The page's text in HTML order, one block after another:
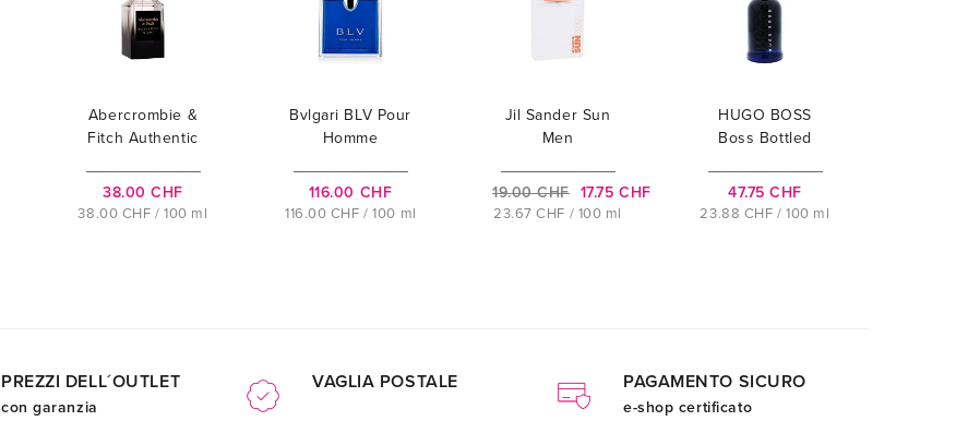
Abercrombie &
Fitch Authentic
38.00 CHF
38.00 CHF / 100 ml
Bvlgari BLV Pour
Homme
116.00 CHF
116.00 CHF / 100 ml
Jil Sander Sun
Men
19.00 CHF 17.75 CHF
23.67 CHF / 100 ml
HUGO BOSS
Boss Bottled
47.75 CHF
23.88 CHF / 100 ml
PREZZI DELL´OUTLET
con garanzia
VAGLIA POSTALE PAGAMENTO SICURO
e-shop certificato